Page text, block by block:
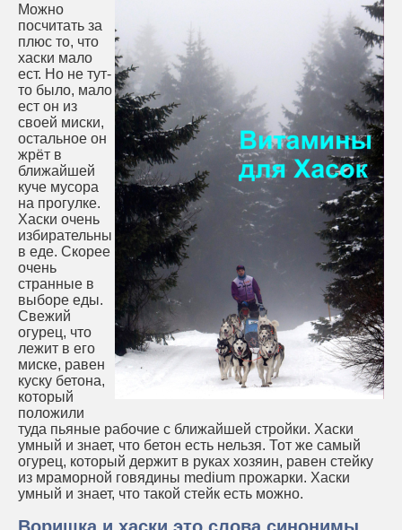
Можно
посчитать за
плюс то, что
хаски мало
ест. Но не тут-
то было, мало
ест он из
своей миски,
остальное он
жрёт в
ближайшей
куче мусора
на прогулке.
Хаски очень
избирательны
в еде. Скорее
очень
странные в
выборе еды.
Свежий
огурец, что
лежит в его
миске, равен
куску бетона,
который
положили
туда пьяные рабочие с ближайшей стройки. Хаски
умный и знает, что бетон есть нельзя. Тот же самый
огурец, который держит в руках хозяин, равен стейку
из мраморной говядины medium прожарки. Хаски
умный и знает, что такой стейк есть можно.
Воришка и хаски это слова синонимы